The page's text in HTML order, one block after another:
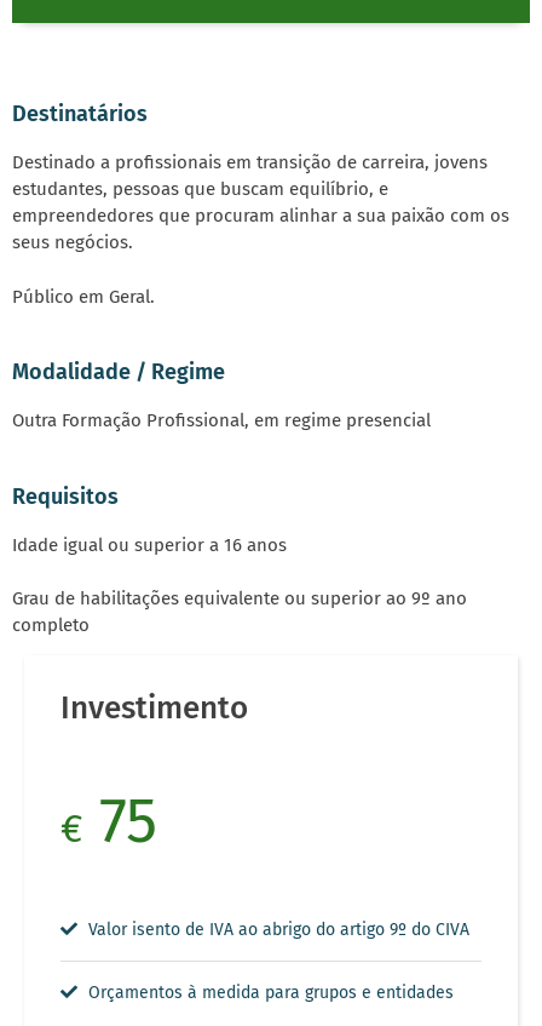
Destinatários
Destinado a profissionais em transição de carreira, jovens
estudantes, pessoas que buscam equilíbrio, e
empreendedores que procuram alinhar a sua paixão com os
seus negócios.
Público em Geral.
Modalidade / Regime
Outra Formação Profissional, em regime presencial
Requisitos
Idade igual ou superior a 16 anos
Grau de habilitações equivalente ou superior ao 9º ano
completo
Investimento
€ 75
Valor isento de IVA ao abrigo do artigo 9º do CIVA
Orçamentos à medida para grupos e entidades